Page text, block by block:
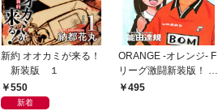
新約 オオカミが来る！
新装版 １
550
新着
ORANGE -オレンジ- F
リーグ激闘新装版！ 第
１巻495